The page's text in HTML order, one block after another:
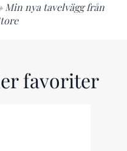
Min nya tavelvägg från
favoriter